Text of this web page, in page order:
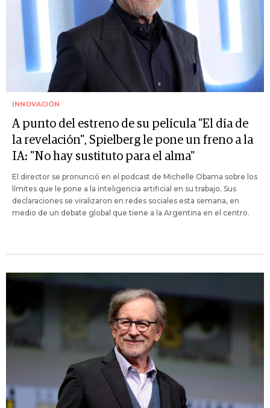
INNOVACIÓN
A punto del estreno de su película "El día de
la revelación", Spielberg le pone un freno a la
IA: "No hay sustituto para el alma"
El director se pronunció en el podcast de Michelle Obama sobre los
límites que le pone a la inteligencia artificial en su trabajo. Sus
declaraciones se viralizaron en redes sociales esta semana, en
medio de un debate global que tiene a la Argentina en el centro.